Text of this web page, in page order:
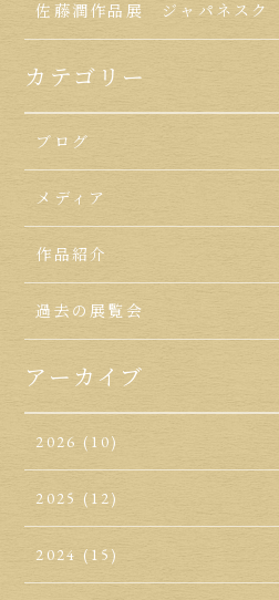
佐藤潤作品展 ジャパネスク
カテゴリー
ブログ
メディア
作品紹介
過去の展覧会
アーカイブ
2026 (10)
2025 (12)
2024 (15)